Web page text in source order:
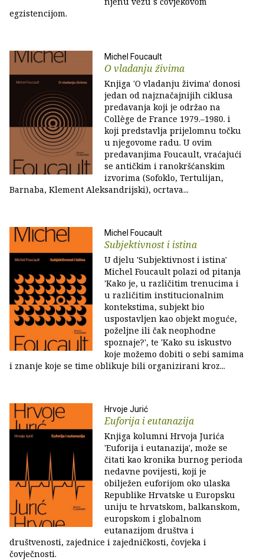
egzistencijom.
Michel Foucault
O vladanju živima
Knjiga 'O vladanju živima' donosi
jedan od najznačajnijih ciklusa
predavanja koji je održao na
Collège de France 1979.–1980. i
koji predstavlja prijelomnu točku
u njegovome radu. U ovim
predavanjima Foucault, vraćajući
se antičkim i ranokršćanskim
izvorima (Sofoklo, Tertulijan,
Barnaba, Klement Aleksandrijski), ocrtava...
Michel Foucault
Subjektivnost i istina
U djelu 'Subjektivnost i istina'
Michel Foucault polazi od pitanja
'Kako je, u različitim trenucima i
u različitim institucionalnim
kontekstima, subjekt bio
uspostavljen kao objekt moguće,
poželjne ili čak neophodne
spoznaje?', te 'Kako su iskustvo
koje možemo dobiti o sebi samima
i znanje koje se time oblikuje bili organizirani kroz...
Hrvoje Jurić
Euforija i eutanazija
Knjiga kolumni Hrvoja Jurića
'Euforija i eutanazija', može se
čitati kao kronika burnog perioda
nedavne povijesti, koji je
obilježen euforijom oko ulaska
Republike Hrvatske u Europsku
uniju te hrvatskom, balkanskom,
europskom i globalnom
eutanazijom društva i
društvenosti, zajednice i zajedničkosti, čovjeka i
čovječnosti.